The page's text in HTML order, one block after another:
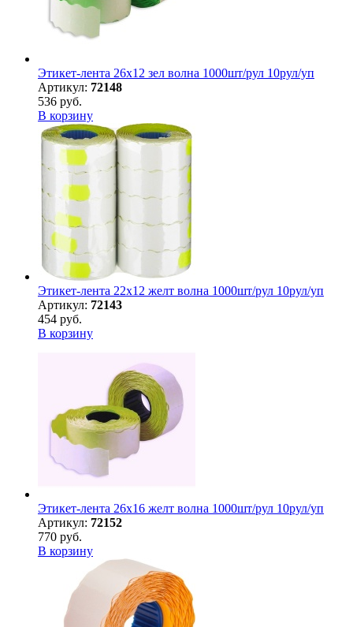
Этикет-лента 26х12 зел волна 1000шт/рул 10рул/уп
Артикул: 72148
536 руб.
В корзину
Этикет-лента 22х12 желт волна 1000шт/рул 10рул/уп
Артикул: 72143
454 руб.
В корзину
Этикет-лента 26х16 желт волна 1000шт/рул 10рул/уп
Артикул: 72152
770 руб.
В корзину